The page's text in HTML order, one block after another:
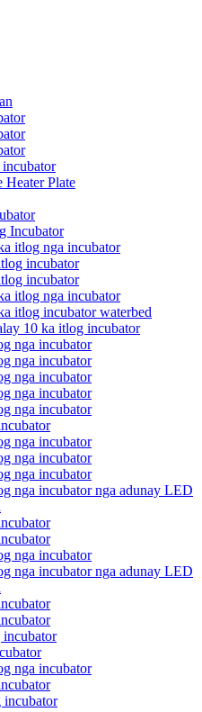
Heater Plate
Incubator
itlog nga incubator
incubator
incubator
itlog nga incubator
itlog incubator waterbed
10 ka itlog incubator
nga incubator
nga incubator
nga incubator
nga incubator
nga incubator
nga incubator
nga incubator
nga incubator
nga incubator nga adunay LED
nga incubator
nga incubator nga adunay LED
incubator
nga incubator
incubator